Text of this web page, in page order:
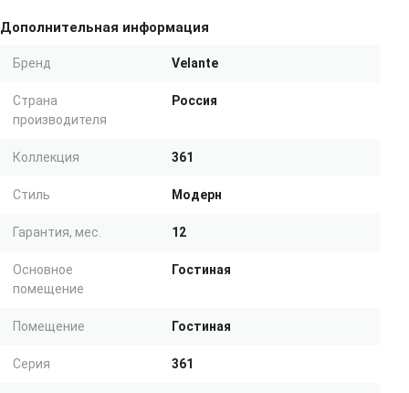
Дополнительная информация
Бренд Velante
Страна
производителя
Россия
Коллекция 361
Стиль Модерн
Гарантия, мес. 12
Основное
помещение
Гостиная
Помещение Гостиная
Серия 361